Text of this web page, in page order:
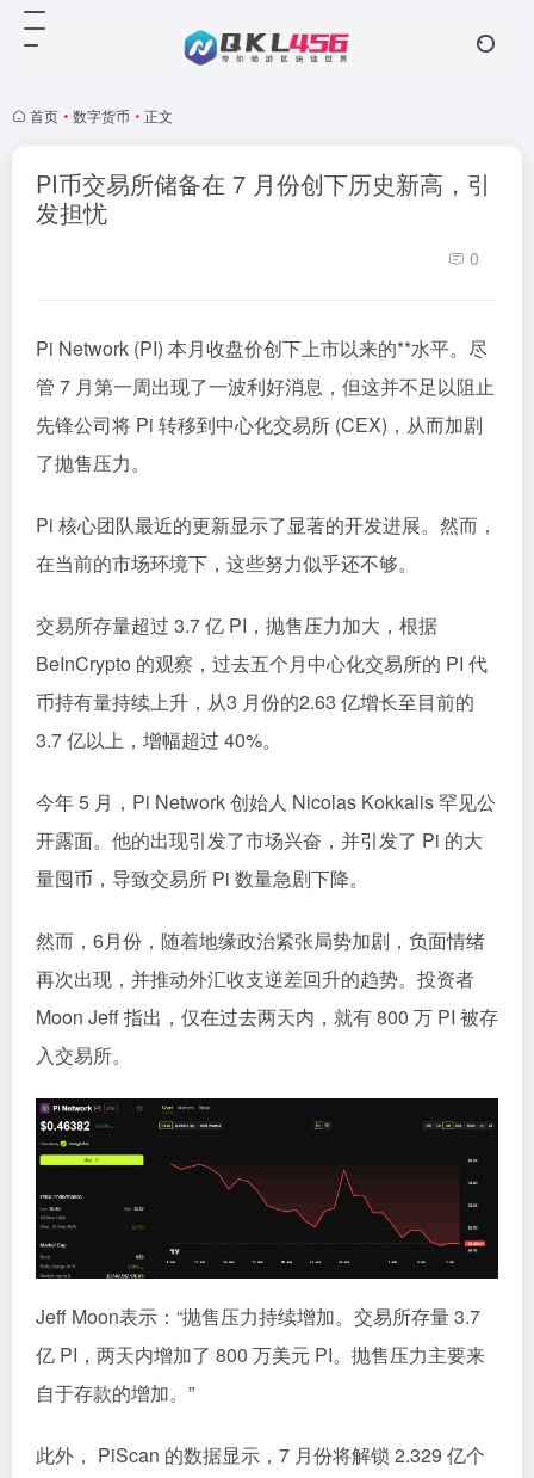
首页 • 数字货币 • 正文
PI币交易所储备在 7 月份创下历史新高，引
发担忧
0
Pi Network (PI) 本月收盘价创下上市以来的**水平。尽
管 7 月第一周出现了一波利好消息，但这并不足以阻止
先锋公司将 Pi 转移到中心化交易所 (CEX)，从而加剧
了抛售压力。
Pi 核心团队最近的更新显示了显著的开发进展。然而，
在当前的市场环境下，这些努力似乎还不够。
交易所存量超过 3.7 亿 PI，抛售压力加大，根据
BeInCrypto 的观察，过去五个月中心化交易所的 PI 代
币持有量持续上升，从3 月份的2.63 亿增长至目前的
3.7 亿以上，增幅超过 40%。
今年 5 月，Pi Network 创始人 Nicolas Kokkalis 罕见公
开露面。他的出现引发了市场兴奋，并引发了 Pi 的大
量囤币，导致交易所 Pi 数量急剧下降。
然而，6月份，随着地缘政治紧张局势加剧，负面情绪
再次出现，并推动外汇收支逆差回升的趋势。投资者
Moon Jeff 指出，仅在过去两天内，就有 800 万 PI 被存
入交易所。
Jeff Moon表示：“抛售压力持续增加。交易所存量 3.7
亿 PI，两天内增加了 800 万美元 PI。抛售压力主要来
自于存款的增加。”
此外， PiScan 的数据显示，7 月份将解锁 2.329 亿个